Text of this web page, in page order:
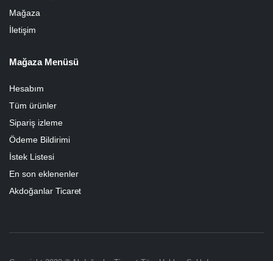
Mağaza
İletişim
Mağaza Menüsü
Hesabım
Tüm ürünler
Sipariş izleme
Ödeme Bildirimi
İstek Listesi
En son eklenenler
Akdoğanlar Ticaret